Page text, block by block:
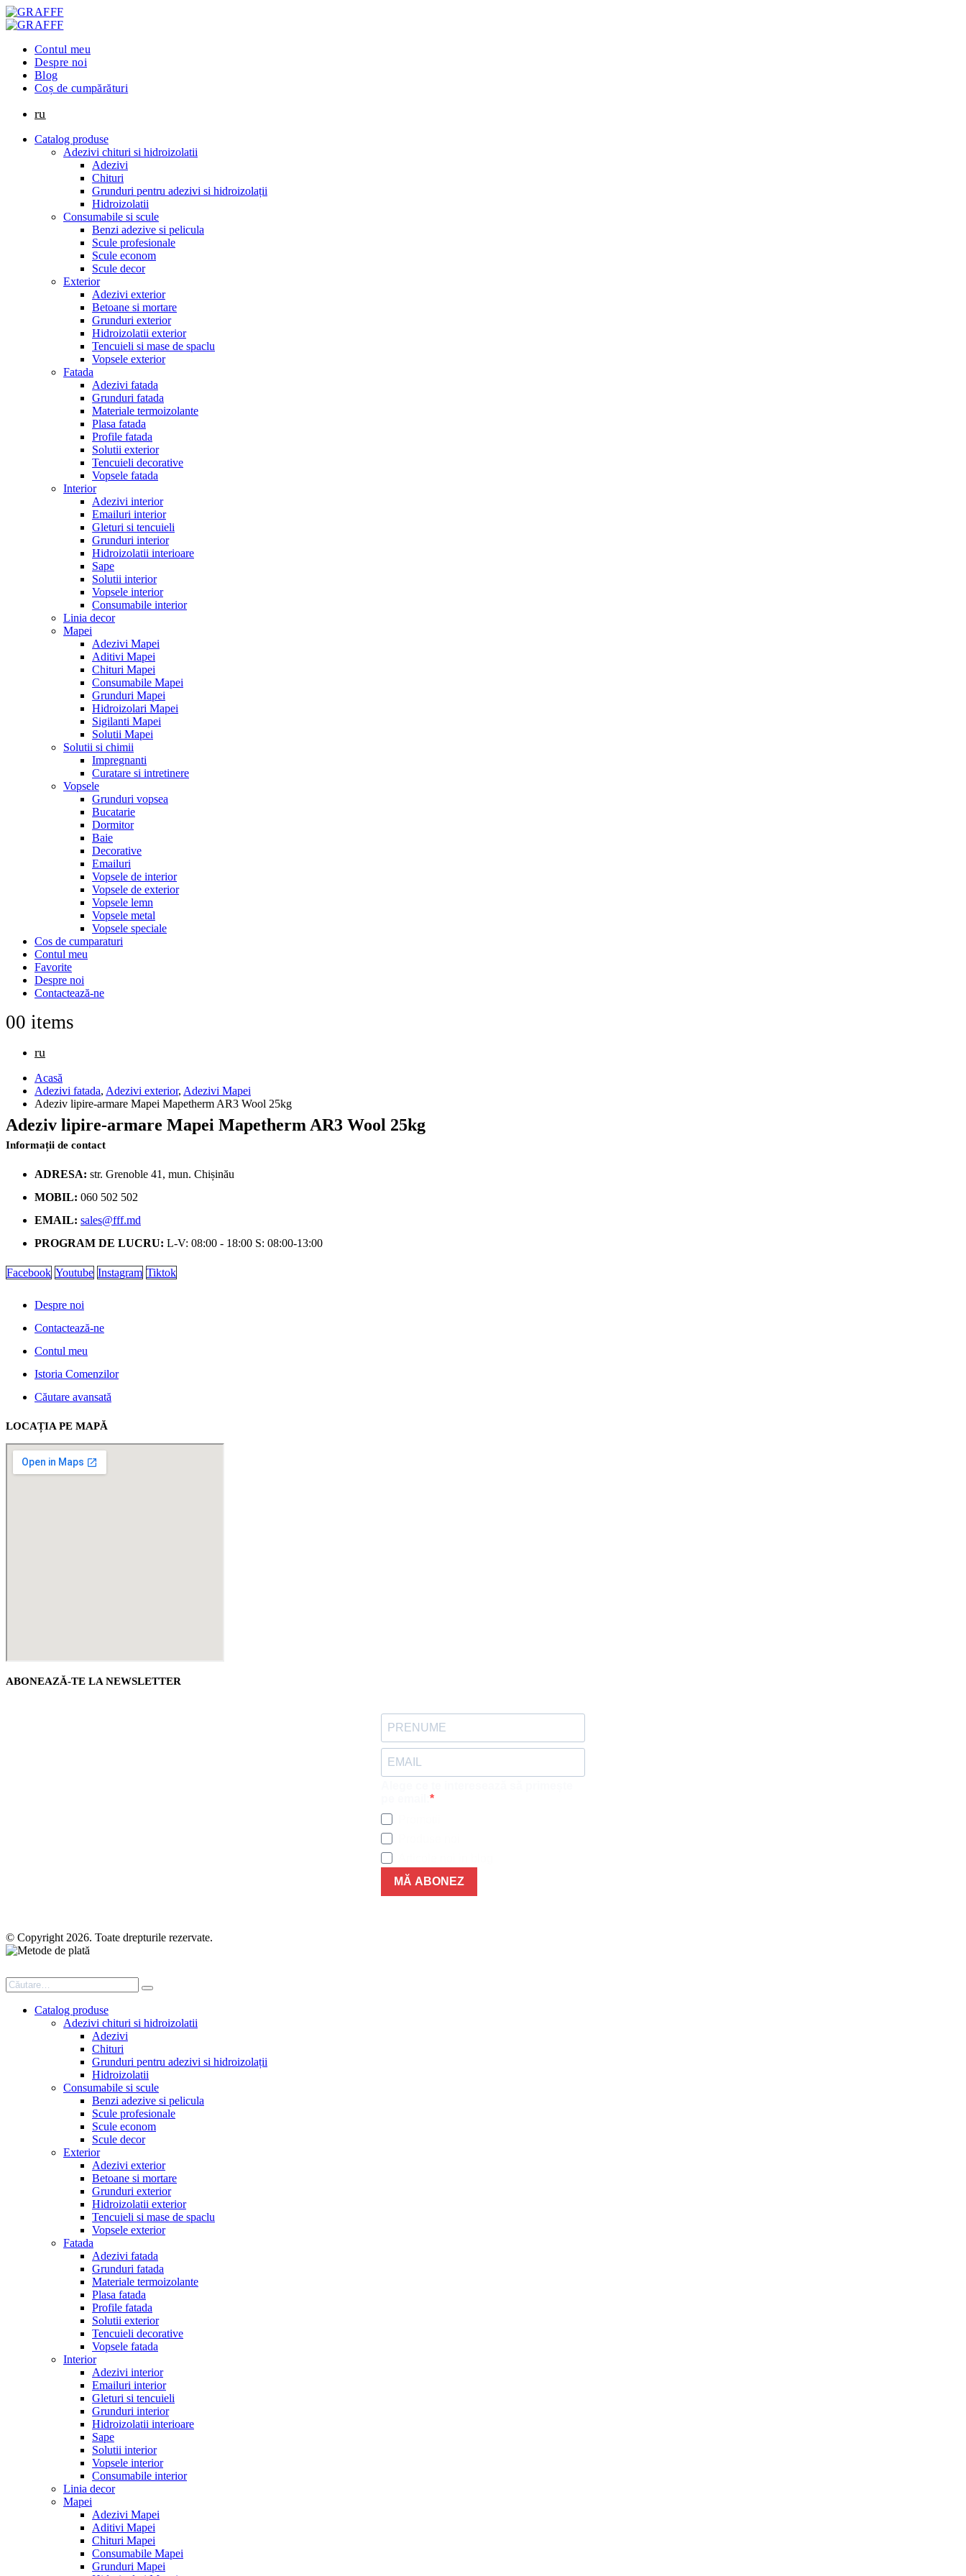
Contul meu
Despre noi
Blog
Coș de cumpărături
ru
Catalog produse
Adezivi chituri si hidroizolatii
Adezivi
Chituri
Grunduri pentru adezivi si hidroizolații
Hidroizolatii
Consumabile si scule
Benzi adezive si pelicula
Scule profesionale
Scule econom
Scule decor
Exterior
Adezivi exterior
Betoane si mortare
Grunduri exterior
Hidroizolatii exterior
Tencuieli si mase de spaclu
Vopsele exterior
Fatada
Adezivi fatada
Grunduri fatada
Materiale termoizolante
Plasa fatada
Profile fatada
Solutii exterior
Tencuieli decorative
Vopsele fatada
Interior
Adezivi interior
Emailuri interior
Gleturi si tencuieli
Grunduri interior
Hidroizolatii interioare
Sape
Solutii interior
Vopsele interior
Consumabile interior
Linia decor
Mapei
Adezivi Mapei
Aditivi Mapei
Chituri Mapei
Consumabile Mapei
Grunduri Mapei
Hidroizolari Mapei
Sigilanti Mapei
Solutii Mapei
Solutii si chimii
Impregnanti
Curatare si intretinere
Vopsele
Grunduri vopsea
Bucatarie
Dormitor
Baie
Decorative
Emailuri
Vopsele de interior
Vopsele de exterior
Vopsele lemn
Vopsele metal
Vopsele speciale
Cos de cumparaturi
Contul meu
Favorite
Despre noi
Contactează-ne
00 items
ru
Acasă
Adezivi fatada, Adezivi exterior, Adezivi Mapei
Adeziv lipire-armare Mapei Mapetherm AR3 Wool 25kg
Adeziv lipire-armare Mapei Mapetherm AR3 Wool 25kg
Informații de contact
ADRESA: str. Grenoble 41, mun. Chișinău
MOBIL: 060 502 502
EMAIL: sales@fff.md
PROGRAM DE LUCRU: L-V: 08:00 - 18:00 S: 08:00-13:00
Facebook Youtube Instagram Tiktok
Despre noi
Contactează-ne
Contul meu
Istoria Comenzilor
Căutare avansată
LOCAȚIA PE MAPĂ
ABONEAZĂ-TE LA NEWSLETTER
MĂ ABONEZ
© Copyright 2026. Toate drepturile rezervate.
Catalog produse
Adezivi chituri si hidroizolatii
Adezivi
Chituri
Grunduri pentru adezivi si hidroizolații
Hidroizolatii
Consumabile si scule
Benzi adezive si pelicula
Scule profesionale
Scule econom
Scule decor
Exterior
Adezivi exterior
Betoane si mortare
Grunduri exterior
Hidroizolatii exterior
Tencuieli si mase de spaclu
Vopsele exterior
Fatada
Adezivi fatada
Grunduri fatada
Materiale termoizolante
Plasa fatada
Profile fatada
Solutii exterior
Tencuieli decorative
Vopsele fatada
Interior
Adezivi interior
Emailuri interior
Gleturi si tencuieli
Grunduri interior
Hidroizolatii interioare
Sape
Solutii interior
Vopsele interior
Consumabile interior
Linia decor
Mapei
Adezivi Mapei
Aditivi Mapei
Chituri Mapei
Consumabile Mapei
Grunduri Mapei